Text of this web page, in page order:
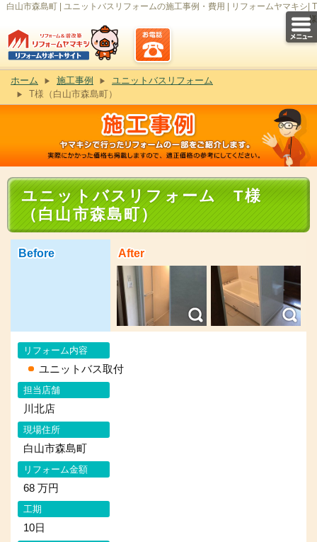
白山市森島町 | ユニットバスリフォームの施工事例・費用 | リフォームヤマキシ| T
様
ホーム 施工事例
ユニットバスリフォーム
T様（白山市森島町）
ユニットバスリフォーム T様
（白山市森島町）
After
リフォーム内容
ユニットバス取付
担当店舗
川北店
現場住所
白山市森島町
リフォーム金額
68 万円
工期
10日